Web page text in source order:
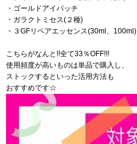
・ゴールドアイパッチ
・ガラクトミセス(２種)
・３GFリペアエッセンス(30ml、100ml)
こちらがなんと!!全て33％OFF!!!
使用頻度が高いものは単品で購入し、
ストックするといった活用方法も
おすすめです☆